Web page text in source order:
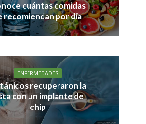
cuántas comidas
recomiendan por día
ENFERMEDADES
recuperaron la
con un implante de
chip